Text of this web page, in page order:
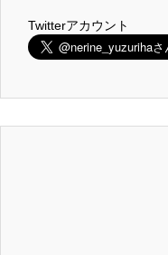
Twitterアカウント